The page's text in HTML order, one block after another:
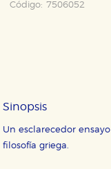
Código: 7506052
Sinopsis
Un esclarecedor
filosofía griega.